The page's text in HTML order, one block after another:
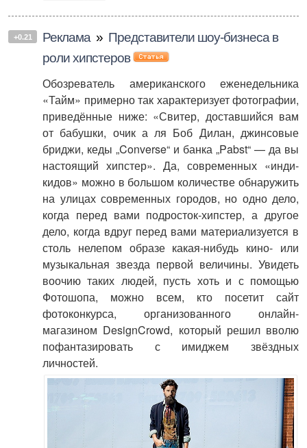
+0.21 Реклама » Представители шоу-бизнеса в
роли хипстеров
Обозреватель американского еженедельника
«Тайм» примерно так характеризует фотографии,
приведённые ниже: «Свитер, доставшийся вам
от бабушки, очик а ля Боб Дилан, джинсовые
бриджи, кеды „Converse“ и банка „Pabst“ — да вы
настоящий хипстер». Да, современных «инди-
кидов» можно в большом количестве обнаружить
на улицах современных городов, но одно дело,
когда перед вами подросток-хипстер, а другое
дело, когда вдруг перед вами материализуется в
столь нелепом образе какая-нибудь кино- или
музыкальная звезда первой величины. Увидеть
воочию таких людей, пусть хоть и с помощью
Фотошопа, можно всем, кто посетит сайт
фотоконкурса, организованного онлайн-
магазином DesignCrowd, который решил вволю
пофантазировать с имиджем звёздных
личностей.